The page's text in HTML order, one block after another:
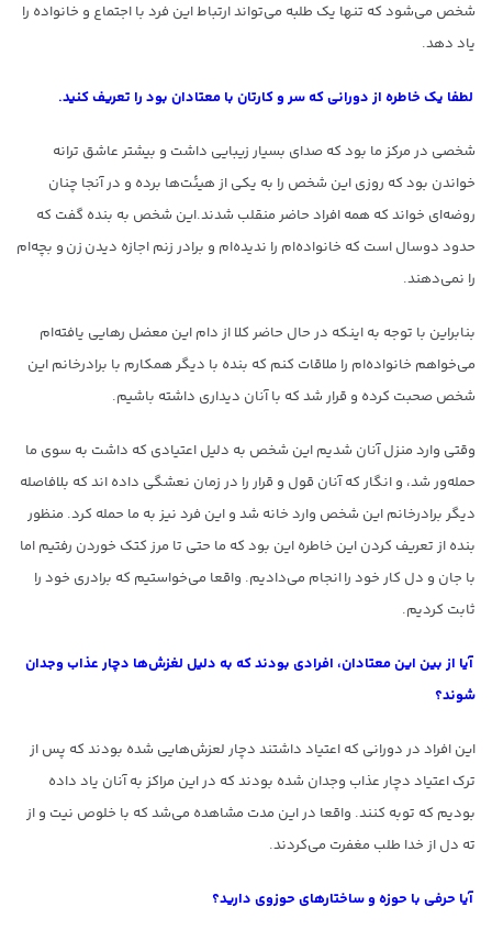
شخص می‌شود که تنها یک طلبه می‌تواند ارتباط این فرد با اجتماع و خانواده را
یاد دهد.
لطفا یک خاطره از دورانی که سر و کارتان با معتادان بود را تعریف کنید.
شخصی در مرکز ما بود که صدای بسیار زیبایی داشت و بیشتر عاشق ترانه
خواندن بود که روزی این شخص را به یکی از هیئت‌ها برده و در آنجا چنان
روضه‌ای خواند که همه افراد حاضر منقلب شدند.این شخص به بنده گفت که
حدود دوسال است که خانواده‌ام را ندیده‌ام و برادر زنم اجازه دیدن زن و بچه‌ام
را نمی‌دهند.
بنابراین با توجه به اینکه در حال حاضر کلا از دام این معضل رهایی یافته‌ام
می‌خواهم خانواده‌ام را ملاقات کنم که بنده با دیگر همکارم با برادرخانم این
شخص صحبت کرده و قرار شد که با آنان دیداری داشته باشیم.
وقتی وارد منزل آنان شدیم این شخص به دلیل اعتیادی که داشت به سوی ما
حمله‌ور شد، و انگار که آنان قول و قرار را در زمان نعشگی داده اند که بلافاصله
دیگر برادرخانم این شخص وارد خانه شد و این فرد نیز به ما حمله کرد. منظور
بنده از تعریف کردن این خاطره این بود که ما حتی تا مرز کتک خوردن رفتیم اما
با جان و دل کار خود را انجام می‌دادیم. واقعا می‌خواستیم که برادری خود را
ثابت کردیم.
آیا از بین این معتادان، افرادی بودند که به دلیل لغزش‌ها دچار عذاب وجدان
شوند؟
این افراد در دورانی که اعتیاد داشتند دچار لعزش‌هایی شده بودند که پس از
ترک اعتیاد دچار عذاب وجدان شده بودند که در این مراکز به آنان یاد داده
بودیم که توبه کنند. واقعا در این مدت مشاهده می‌شد که با خلوص نیت و از
ته دل از خدا طلب مغفرت می‌کردند.
آیا حرفی با حوزه و ساختارهای حوزوی دارید؟